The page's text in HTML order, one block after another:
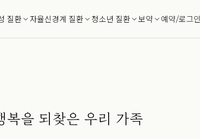
질환 자율신경계 질환 청소년 질환 보약 예약/로그인
복을 되찾은 우리 가족